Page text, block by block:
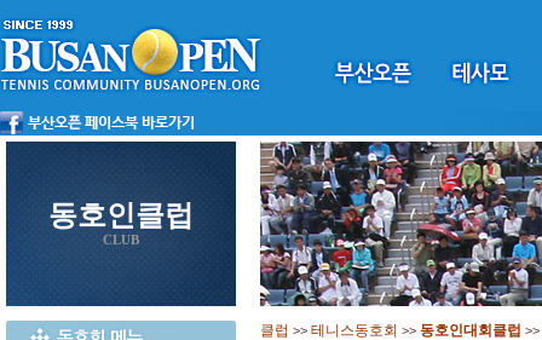
동호인클럽
CLUB
클럽 >> 테니스동호회 >> 동호인대회클럽 >>